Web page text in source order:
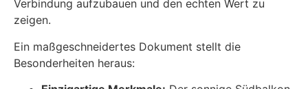
Verbindung aufzubauen und den echten Wert zu
zeigen.
Ein maßgeschneidertes Dokument stellt die
Besonderheiten heraus: